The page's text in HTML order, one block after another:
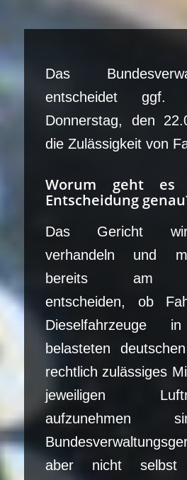
Das
entscheidet ggf.
Donnerstag, den
die Zulässigkeit von
Worum geht es
Entscheidung
Das Gericht
verhandeln und
bereits am
entscheiden, ob
Dieselfahrzeuge
belasteten
rechtlich zulässiges
jeweiligen
aufzunehmen
aber nicht selbst